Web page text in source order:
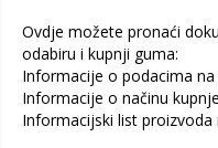
Ovdje možete pronaći
odabiru i kupnji guma:
Informacije o podacima
Informacije o načinu
Informacijski list